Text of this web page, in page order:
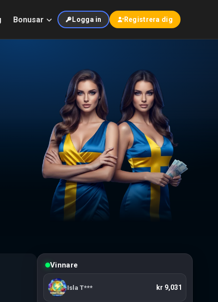
Bonusar Logga in Registrera dig
Vinnare
Noah T*** kr 25,812